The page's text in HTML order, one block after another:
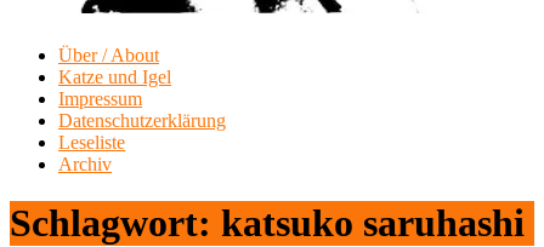
Über / About
Katze und Igel
Impressum
Datenschutzerklärung
Leseliste
Archiv
Schlagwort: katsuko saruhashi